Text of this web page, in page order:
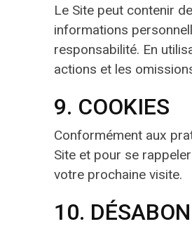
Le Site peut contenir
informations
responsabilité. En
actions et les
9. COOKIES
Conformément aux
Site et pour se
votre prochaine visite.
10.